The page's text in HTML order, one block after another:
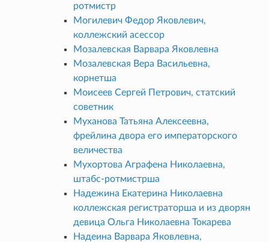
ротмистр
Могилевич Федор Яковлевич,
коллежский асессор
Мозалевская Варвара Яковлевна
Мозалевская Вера Васильевна,
корнетша
Моисеев Сергей Петрович, статский
советник
Муханова Татьяна Алексеевна,
фрейлина двора его императорского
величества
Мухортова Аграфена Николаевна,
штабс-ротмистрша
Надежина Екатерина Николаевна
коллежская регистраторша и из дворян
девица Ольга Николаевна Токарева
Надеина Варвара Яковлевна,